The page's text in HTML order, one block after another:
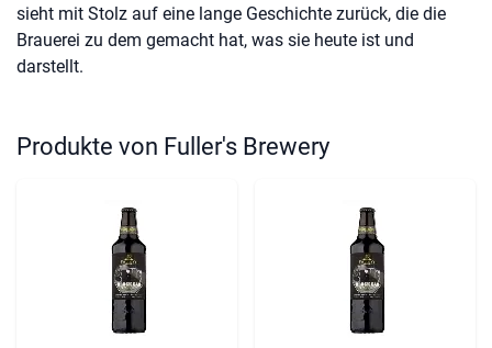
sieht mit Stolz auf eine lange Geschichte zurück, die die
Brauerei zu dem gemacht hat, was sie heute ist und
darstellt.
Produkte von Fuller's Brewery